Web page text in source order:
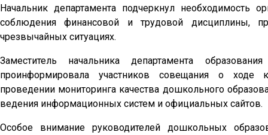
Начальник департамента подчеркнул необходимость
соблюдения финансовой и трудовой дисциплины,
чрезвычайных ситуациях.
Заместитель начальника департамента
проинформировала участников совещания о ходе
проведении мониторинга качества дошкольного
ведения информационных систем и официальных сайтов.
Особое внимание руководителей дошкольных